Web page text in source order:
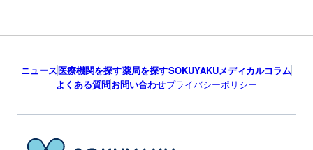
ニュース医療機関を探す薬局を探すSOKUYAKUメディカルコラム
よくある質問お問い合わせプライバシーポリシー